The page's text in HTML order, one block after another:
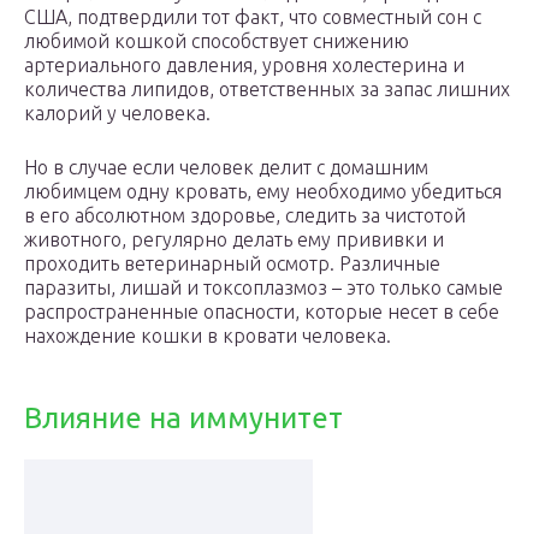
США, подтвердили тот факт, что совместный сон с
любимой кошкой способствует снижению
артериального давления, уровня холестерина и
количества липидов, ответственных за запас лишних
калорий у человека.
Но в случае если человек делит с домашним
любимцем одну кровать, ему необходимо убедиться
в его абсолютном здоровье, следить за чистотой
животного, регулярно делать ему прививки и
проходить ветеринарный осмотр. Различные
паразиты, лишай и токсоплазмоз – это только самые
распространенные опасности, которые несет в себе
нахождение кошки в кровати человека.
Влияние на иммунитет